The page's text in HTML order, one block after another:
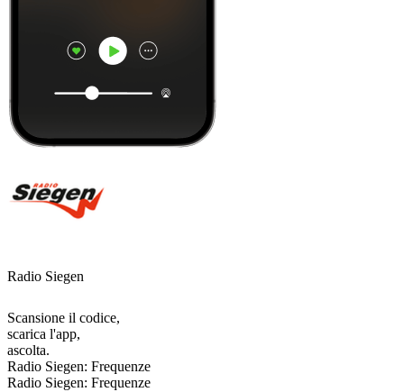
Radio Siegen
Scansione il codice,
scarica l'app,
ascolta.
Radio Siegen: Frequenze
Radio Siegen: Frequenze